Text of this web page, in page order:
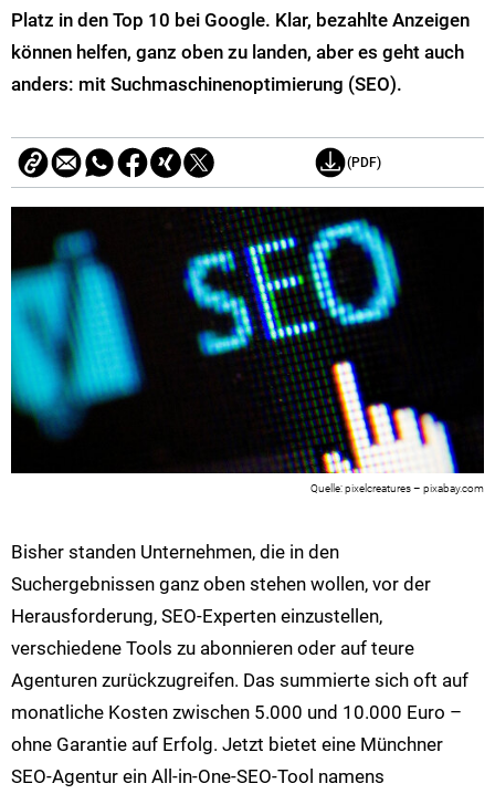
Platz in den Top 10 bei Google. Klar, bezahlte Anzeigen
können helfen, ganz oben zu landen, aber es geht auch
anders: mit Suchmaschinenoptimierung (SEO).
(PDF)
pixelcreatures – pixabay.com
Bisher standen Unternehmen, die in den
Suchergebnissen ganz oben stehen wollen, vor der
Herausforderung, SEO-Experten einzustellen,
verschiedene Tools zu abonnieren oder auf teure
Agenturen zurückzugreifen. Das summierte sich oft auf
monatliche Kosten zwischen 5.000 und 10.000 Euro –
ohne Garantie auf Erfolg. Jetzt bietet eine Münchner
SEO-Agentur ein All-in-One-SEO-Tool namens